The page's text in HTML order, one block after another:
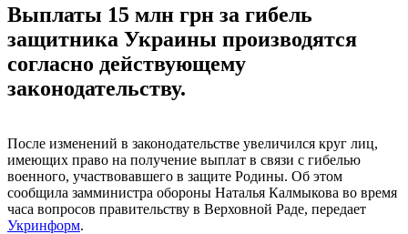
Выплаты 15 млн грн за гибель
защитника Украины производятся
согласно действующему
законодательству.
После изменений в законодательстве увеличился круг лиц,
имеющих право на получение выплат в связи с гибелью
военного, участвовавшего в защите Родины. Об этом
сообщила замминистра обороны Наталья Калмыкова во время
часа вопросов правительству в Верховной Раде, передает
Укринформ.